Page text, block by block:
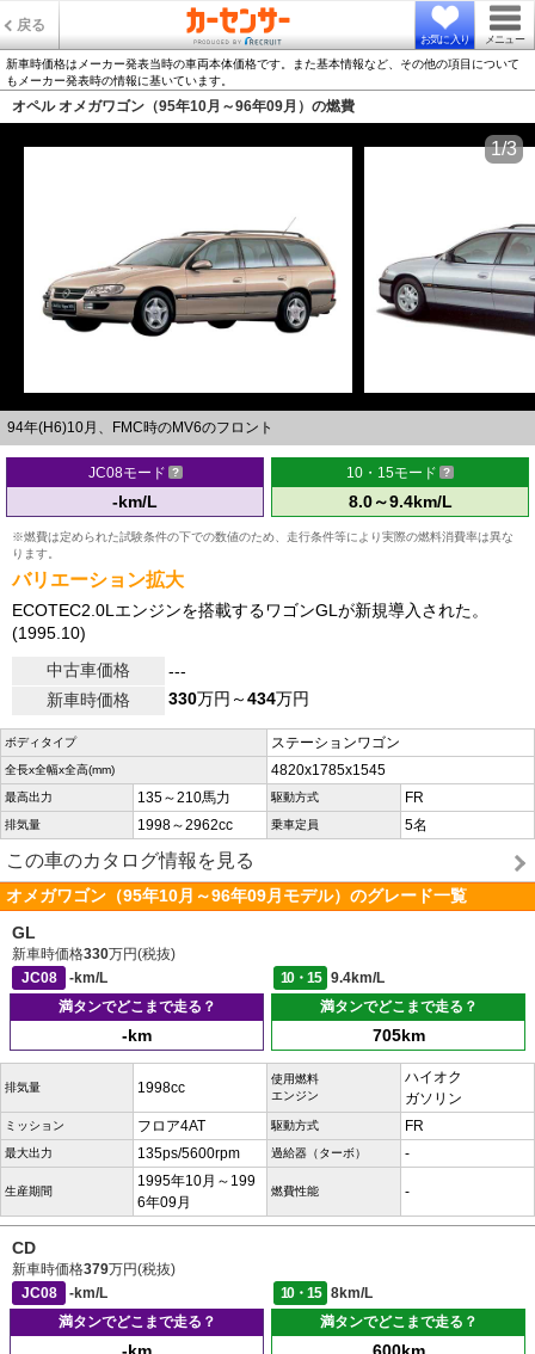
戻る
お気に入り メニュー
新車時価格はメーカー発表当時の車両本体価格です。また基本情報など、その他の項目について
もメーカー発表時の情報に基いています。
オペル オメガワゴン（95年10月～96年09月）の燃費
94年(H6)10月、FMC時のMV6のフロント
1/3
JC08モード
-km/L
10・15モード
8.0～9.4km/L
※燃費は定められた試験条件の下での数値のため、走行条件等により実際の燃料消費率は異な
ります。
バリエーション拡大
ECOTEC2.0Lエンジンを搭載するワゴンGLが新規導入された。
(1995.10)
中古車価格
---
新車時価格
330万円～434万円
ボディタイプ ステーションワゴン
全長x全幅x全高(mm) 4820x1785x1545
最高出力 135～210馬力 駆動方式 FR
排気量 1998～2962cc 乗車定員 5名
この車のカタログ情報を見る
オメガワゴン（95年10月～96年09月モデル）のグレード一覧
GL
新車時価格330万円(税抜)
JC08
-km/L 10・15
9.4km/L
満タンでどこまで走る？
-km
満タンでどこまで走る？
705km
排気量 1998cc
使用燃料
エンジン
ハイオク
ガソリン
ミッション フロア4AT 駆動方式 FR
最大出力 135ps/5600rpm 過給器（ターボ） -
生産期間
1995年10月～199
6年09月
燃費性能 -
CD
新車時価格379万円(税抜)
JC08
-km/L 10・15
8km/L
満タンでどこまで走る？
満タンでどこまで走る？